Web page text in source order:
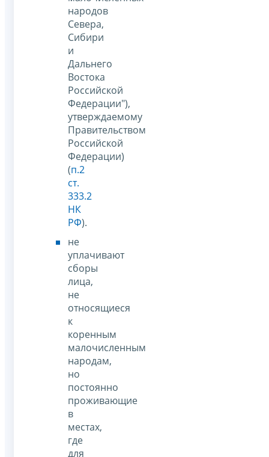
народов
Севера,
Сибири
и
Дальнего
Востока
Российской
Федерации"),
утверждаемому
Правительством
Российской
Федерации)
(п.2
ст.
333.2
НК
РФ).
не
уплачивают
сборы
лица,
не
относящиеся
к
коренным
малочисленным
народам,
но
постоянно
проживающие
в
местах,
где
для